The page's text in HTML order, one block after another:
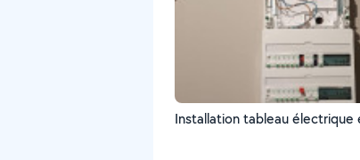
Installation tableau électrique